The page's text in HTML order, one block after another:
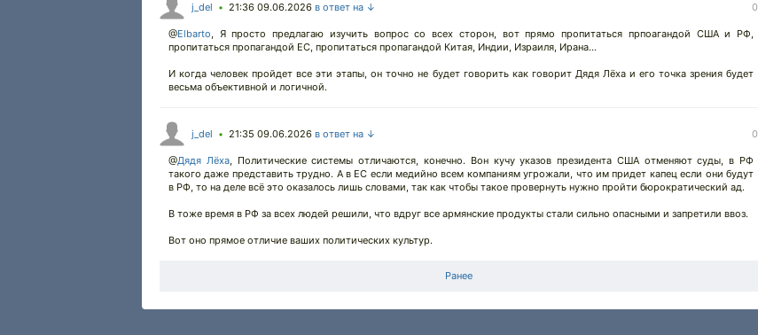
j_del • 21:36 09.06.2026 в ответ на ↓ 0
@Elbarto, Я просто предлагаю изучить вопрос со всех сторон, вот прямо пропитаться прпоагандой США и РФ,
пропитаться пропагандой ЕС, пропитаться пропагандой Китая, Индии, Израиля, Ирана...
И когда человек пройдет все эти этапы, он точно не будет говорить как говорит Дядя Лёха и его точка зрения будет
весьма объективной и логичной.
j_del • 21:35 09.06.2026 в ответ на ↓ 0
@Дядя Лёха,Политические системы отличаются, конечно. Вон кучу указов президента США отменяют суды, в РФ
такого даже представить трудно. А в ЕС если медийно всем компаниям угрожали, что им придет капец если они будут
в РФ, то на деле всё это оказалось лишь словами, так как чтобы такое провернуть нужно пройти бюрократический ад.
В тоже время в РФ за всех людей решили, что вдруг все армянские продукты стали сильно опасными и запретили ввоз.
Вот оно прямое отличие ваших политических культур.
Ранее